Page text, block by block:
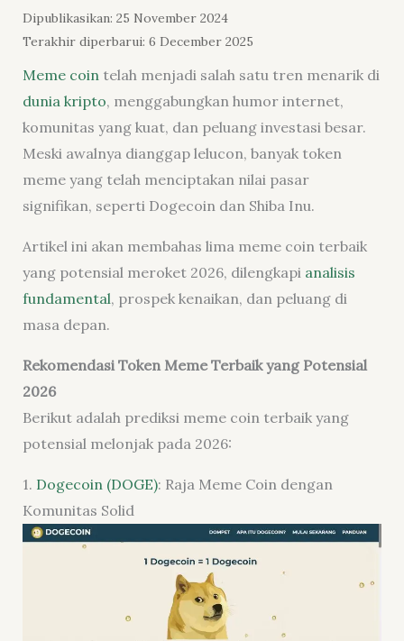
Dipublikasikan: 25 November 2024
Terakhir diperbarui: 6 December 2025
Meme cointelah menjadi salah satu tren menarik di
dunia kripto, menggabungkan humor internet,
komunitas yang kuat, dan peluang investasi besar.
Meski awalnya dianggap lelucon, banyak token
meme yang telah menciptakan nilai pasar
signifikan, seperti Dogecoin dan Shiba Inu.
Artikel ini akan membahas lima meme coin terbaik
yang potensial meroket 2026, dilengkapi analisis
fundamental, prospek kenaikan, dan peluang di
masa depan.
Rekomendasi Token Meme Terbaik yang Potensial
2026
Berikut adalah prediksi meme coin terbaik yang
potensial melonjak pada 2026:
1. Dogecoin (DOGE): Raja Meme Coin dengan
Komunitas Solid